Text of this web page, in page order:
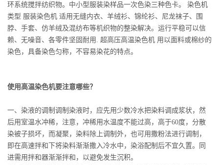
环系统搅拌纺织物。中小型服装染样品一次色染三种色卡。 染色机
类型 服装染色机 适用无缝内衣、羊绒衫、锦纶衫、尼龙袜子、围
脖、手套、仿羊绒及混纺布等机织物的整染解决。运行平稳可以信
赖、无噪音、各零件坚固耐用. 超高压高温染色机 用以面料或棉纱的
染色，具备染色匀称，不容易染花的特点。
使用高温染色机要注意哪些？
一、染液的调制调制染液时，应先用少数冷水把染料调成浆状，然
后用室温水冲稀，注意，冲稀用水温度不能过高，高于60度，分散
染被子损坏，而凝聚，染料除上调制外，也可用撒粉法进行调制，
即在高速拌和下将染料渐渐撒入冷水中，染浴配制后不宜久置。同
进需用拌和器渐渐拌和，以避免发生沉积。